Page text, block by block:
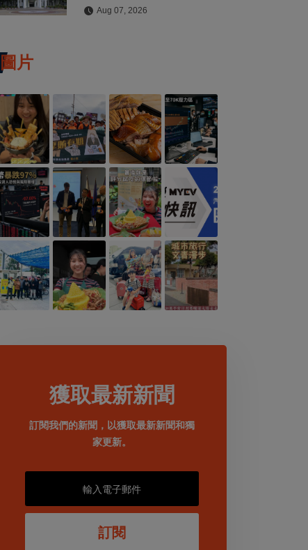
Aug 07, 2026
圖片
獲取最新新聞
訂閱我們的新聞，以獲取最新新聞和獨
家更新。
訂閱